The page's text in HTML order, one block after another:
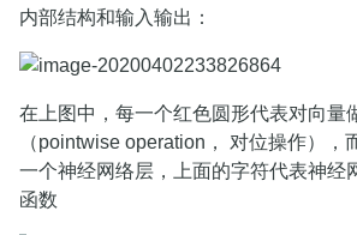
内部结构和输入输出：
在上图中，每一个红色圆形代表对向量
（pointwise operation， 对位操作），
一个神经网络层，上面的字符代表神经
函数